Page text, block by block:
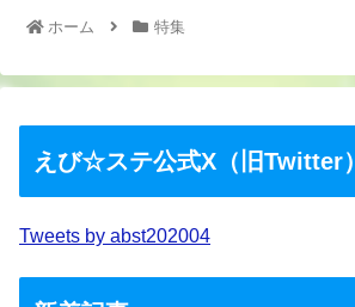
ホーム 特集
えび☆ステ公式X（旧Twitter）
Tweets by abst202004